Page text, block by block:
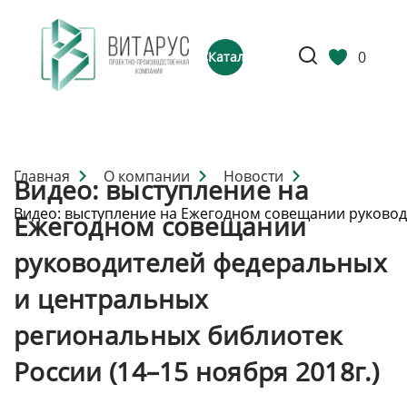
Каталог 0
Главная О компании
Новости
Видео: выступление на Ежегодном совещании
Видео: выступление на
Ежегодном совещании
руководителей федеральных
и центральных
региональных библиотек
России (14–15 ноября 2018г.)